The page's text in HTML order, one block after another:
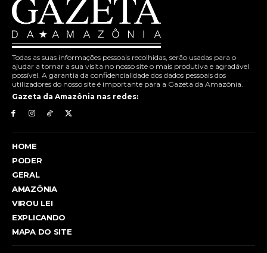
Todas as suas informações pessoais recolhidas, serão usadas para o
ajudar a tornar a sua visita no nosso site o mais produtiva e agradável
possível. A garantia da confidencialidade dos dados pessoais dos
utilizadores do nosso site é importante para a Gazeta da Amazônia.
Gazeta da Amazônia nas redes:
HOME
PODER
GERAL
AMAZÔNIA
VIROU LEI
EXPLICANDO
MAPA DO SITE